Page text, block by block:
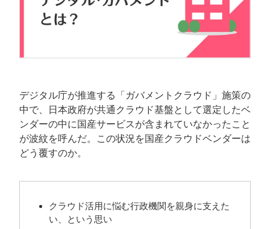
デジタル庁が推進する「ガバメントクラウド」施策の
中で、日本政府が共通クラウド基盤として選定したベ
ンダーの中に国産サービスが含まれていなかったこと
が波紋を呼んだ。この状況を国産クラウドベンダーは
どう覆すのか。
クラウド活用に悩む行政機関を親身に支えた
い、という思い